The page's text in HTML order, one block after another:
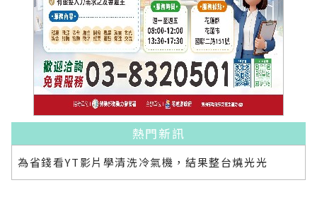
熱門新訊
為省錢看YT影片學清洗冷氣機，結果整台燒光光